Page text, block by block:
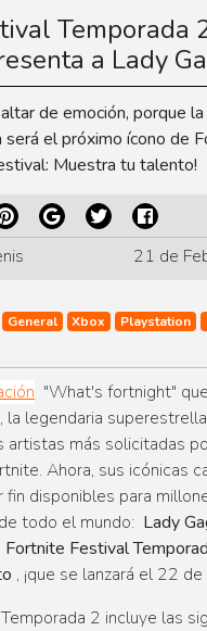
Temporada
a Lady
de emoción, porque
el próximo ícono de
Muestra tu talento!
21 de
General Xbox Playstation
"What's fortnight"
legendaria
artistas más solicitadas
Ahora, sus icónicas
fin disponibles para
todo el mundo: Lady
Fortnite Festival
, ¡que se lanzará el 22
2 incluye las